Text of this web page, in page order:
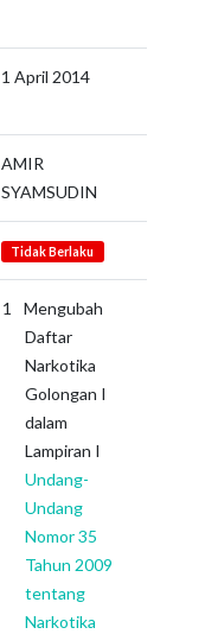
1 April 2014
AMIR
SYAMSUDIN
Tidak Berlaku
Mengubah
Daftar
Narkotika
Golongan I
dalam
Lampiran I
Undang-
Undang
Nomor 35
Tahun 2009
tentang
Narkotika